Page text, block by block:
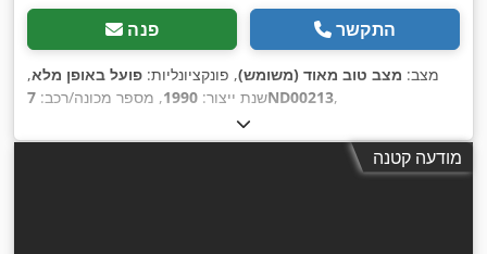
פנה התקשר
מצב: מצב טוב מאוד (משומש), פונקציונליות: פועל באופן מלא,
שנת ייצור: 1990, מספר מכונה/רכב: 7ND00213,
מודעה קטנה